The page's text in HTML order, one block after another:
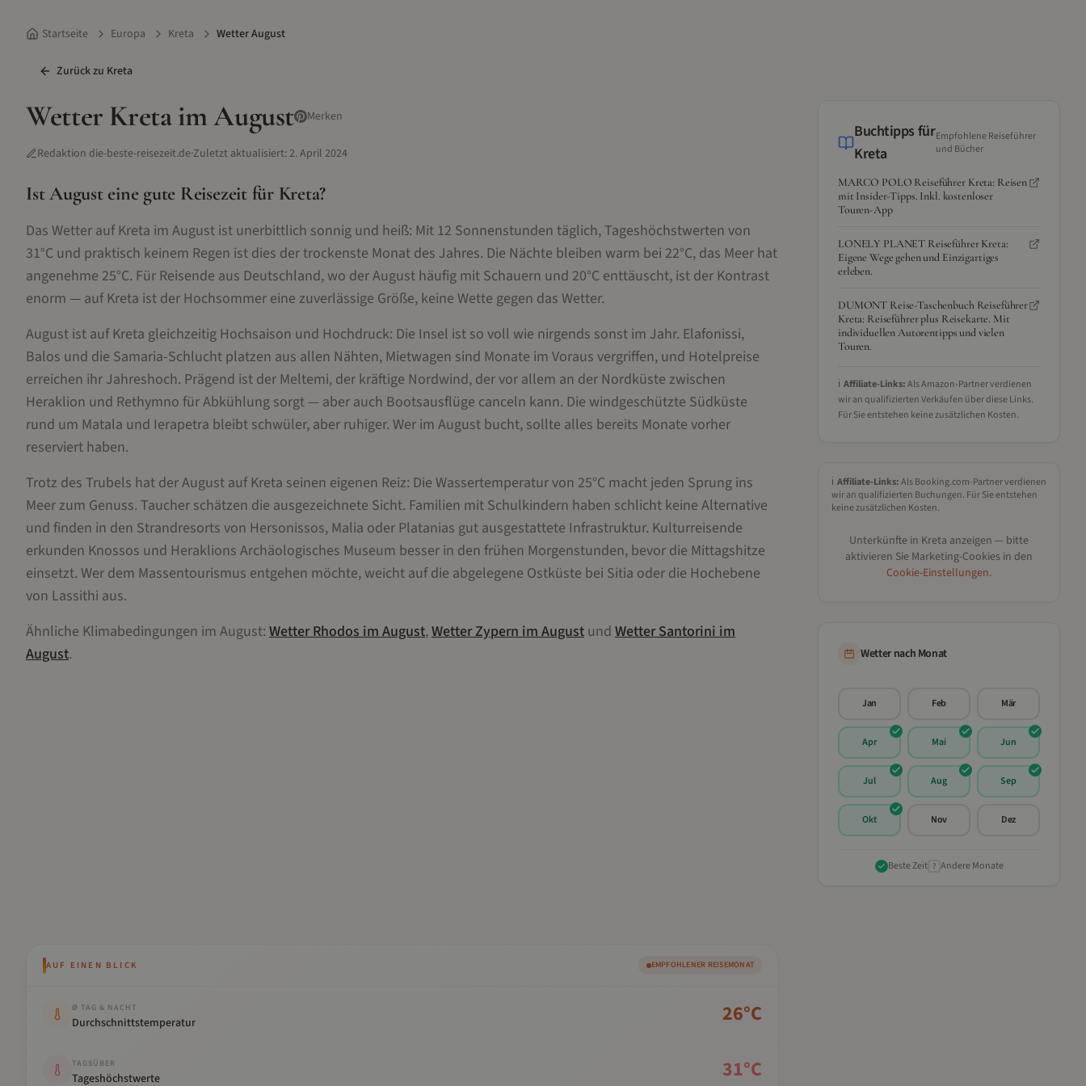
Startseite Europa Kreta Wetter August
Zurück zu Kreta
Wetter KretaimAugust Merken
Redaktion die-beste-reisezeit.de·Zuletzt aktualisiert:2. April 2024
IstAugusteine gute Reisezeit für Kreta?
Das Wetter auf Kreta im August ist unerbittlich sonnig und heiß: Mit 12 Sonnenstunden täglich, Tageshöchstwerten von
31°C und praktisch keinem Regen ist dies der trockenste Monat des Jahres. Die Nächte bleiben warm bei 22°C, das Meer hat
angenehme 25°C. Für Reisende aus Deutschland, wo der August häufig mit Schauern und 20°C enttäuscht, ist der Kontrast
enorm — auf Kreta ist der Hochsommer eine zuverlässige Größe, keine Wette gegen das Wetter.
August ist auf Kreta gleichzeitig Hochsaison und Hochdruck: Die Insel ist so voll wie nirgends sonst im Jahr. Elafonissi,
Balos und die Samaria-Schlucht platzen aus allen Nähten, Mietwagen sind Monate im Voraus vergriffen, und Hotelpreise
erreichen ihr Jahreshoch. Prägend ist der Meltemi, der kräftige Nordwind, der vor allem an der Nordküste zwischen
Heraklion und Rethymno für Abkühlung sorgt — aber auch Bootsausflüge canceln kann. Die windgeschützte Südküste
rund um Matala und Ierapetra bleibt schwüler, aber ruhiger. Wer im August bucht, sollte alles bereits Monate vorher
reserviert haben.
Trotz des Trubels hat der August auf Kreta seinen eigenen Reiz: Die Wassertemperatur von 25°C macht jeden Sprung ins
Meer zum Genuss. Taucher schätzen die ausgezeichnete Sicht. Familien mit Schulkindern haben schlicht keine Alternative
und finden in den Strandresorts von Hersonissos, Malia oder Platanias gut ausgestattete Infrastruktur. Kulturreisende
erkunden Knossos und Heraklions Archäologisches Museum besser in den frühen Morgenstunden, bevor die Mittagshitze
einsetzt. Wer dem Massentourismus entgehen möchte, weicht auf die abgelegene Ostküste bei Sitia oder die Hochebene
von Lassithi aus.
Ähnliche Klimabedingungen im August: WetterRhodosimAugust,WetterZypernimAugust und WetterSantoriniim
August.
AUF EINEN BLICK EMPFOHLENER REISEMONAT
Ø TAG & NACHT
Durchschnittstemperatur 26°C
TAGSÜBER
Tageshöchstwerte 31°C
Buchtipps für
Kreta
Empfohlene Reiseführer
und Bücher
MARCO POLO Reiseführer Kreta: Reisen
mit Insider-Tipps. Inkl. kostenloser
Touren-App
LONELY PLANET Reiseführer Kreta:
Eigene Wege gehen und Einzigartiges
erleben.
DUMONT Reise-Taschenbuch Reiseführer
Kreta: Reiseführer plus Reisekarte. Mit
individuellen Autorentipps und vielen
Touren.
ℹ️ Affiliate-Links:Als Amazon-Partner verdienen
wir an qualifizierten Verkäufen über diese Links.
Für Sie entstehen keine zusätzlichen Kosten.
ℹ️ Affiliate-Links:Als Booking.com-Partner verdienen
wir an qualifizierten Buchungen. Für Sie entstehen
keine zusätzlichen Kosten.
Unterkünfte in Kreta anzeigen — bitte
aktivieren Sie Marketing-Cookies in den
Cookie-Einstellungen.
Wetter nach Monat
Jan Feb Mär
Apr Mai Jun
Jul Aug Sep
Okt Nov Dez
Beste Zeit ? Andere Monate